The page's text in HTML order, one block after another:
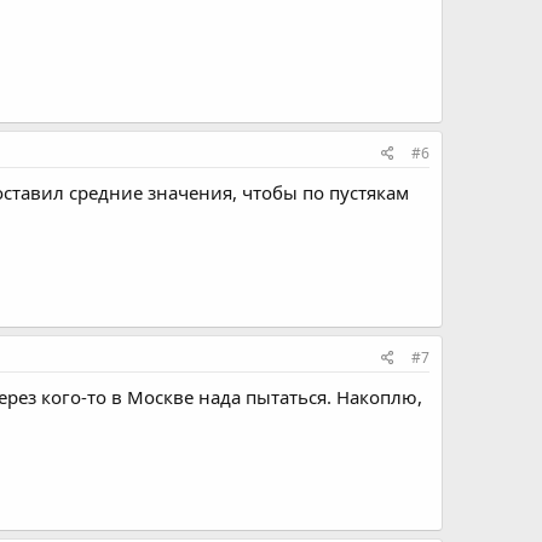
#6
средние значения, чтобы по пустякам
#7
кого-то в Москве нада пытаться. Накоплю,